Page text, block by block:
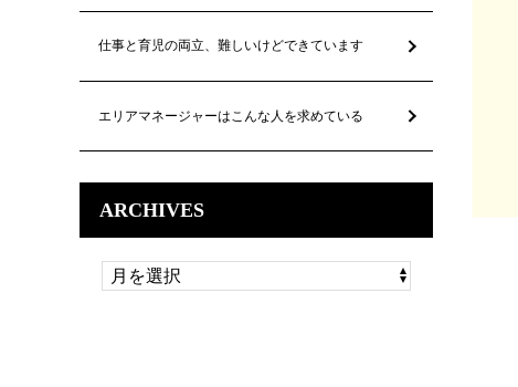
仕事と育児の両立、難しいけどできています
エリアマネージャーはこんな人を求めている
ARCHIVES